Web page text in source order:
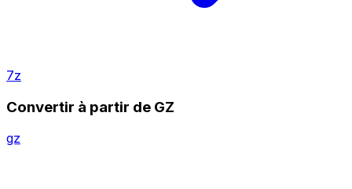
7z
Convertir à partir de GZ
gz